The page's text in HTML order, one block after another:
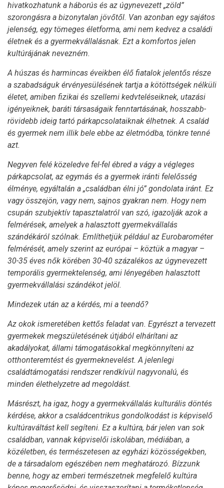
hivatkozhatunk a háborús és az úgynevezett „zöld”
szorongásra a bizonytalan jövőtől. Van azonban egy sajátos
jelenség, egy tömeges életforma, ami nem kedvez a családi
életnek és a gyermekvállalásnak. Ezt a komfortos jelen
kultúrájának nevezném.
A húszas és harmincas éveikben élő fiatalok jelentős része
a szabadságuk érvényesülésének tartja a kötöttségek nélküli
életet, amiben fizikai és szellemi kedvteléseiknek, utazási
igényeiknek, baráti társaságaik fenntartásának, hosszabb-
rövidebb ideig tartó párkapcsolataiknak élhetnek. A család
és gyermek nem illik bele ebbe az életmódba, tönkre tenné
azt.
Negyven felé közeledve fel-fel ébred a vágy a végleges
párkapcsolat, az egymás és a gyermek iránti felelősség
élménye, egyáltalán a „családban élni jó” gondolata iránt. Ez
vagy összejön, vagy nem, sajnos gyakran nem. Hogy nem
csupán szubjektív tapasztalatról van szó, igazolják azok a
felmérések, amelyek a halasztott gyermekvállalás
szándékáról szólnak. Említhetjük például az Eurobarométer
felmérését, amely szerint az európai – köztük a magyar –
30-35 éves nők körében 30-40 százalékos az úgynevezett
temporális gyermektelenség, ami lényegében halasztott
gyermekvállalási szándékot jelöl.
Mindezek után az a kérdés, mi a teendő?
Az okok ismeretében kettős feladat van. Egyrészt a tervezett
gyermekek megszületésének útjából elhárítani az
akadályokat, állami támogatásokkal megkönnyíteni az
otthonteremtést és gyermeknevelést. A jelenlegi
családtámogatási rendszer rendkívül nagyvonalú, és
minden élethelyzetre ad megoldást.
Másrészt, ha igaz, hogy a gyermekvállalás kulturális döntés
kérdése, akkor a családcentrikus gondolkodást is képviselő
kultúraváltást kell segíteni. Ez a kultúra, bár jelen van sok
családban, vannak képviselői iskolában, médiában, a
közéletben, és természetesen az egyházi közösségekben,
de a társadalom egészében nem meghatározó. Bízzunk
benne, hogy az emberi természetnek megfelelő kultúra